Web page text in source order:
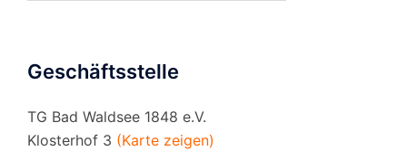
Geschäftsstelle
TG Bad Waldsee 1848 e.V.
Klosterhof 3 (Karte zeigen)